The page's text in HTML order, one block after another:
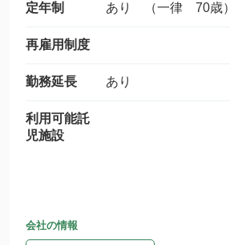
定年制 あり （一律 70歳）
再雇用制度
勤務延長 あり
利用可能託
児施設
会社の情報